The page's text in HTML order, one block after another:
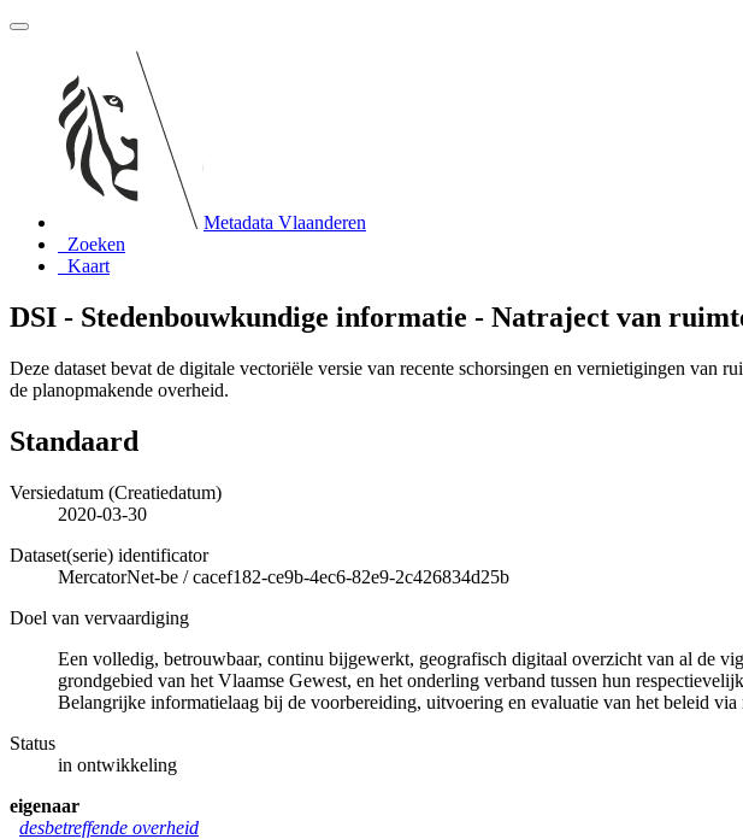
Metadata Vlaanderen
Zoeken
Kaart
DSI - Stedenbouwkundige informatie - Natraject van
Deze dataset bevat de digitale vectoriële versie van recente schorsingen en vernietigingen
de planopmakende overheid.
Standaard
Versiedatum (Creatiedatum)
2020-03-30
Dataset(serie) identificator
MercatorNet-be /cacef182-ce9b-4ec6-82e9-2c426834d25b
Doel van vervaardiging
Een volledig, betrouwbaar, continu bijgewerkt, geografisch digitaal overzicht van al de
grondgebied van het Vlaamse Gewest, en het onderling verband tussen hun
Belangrijke informatielaag bij de voorbereiding, uitvoering en evaluatie van het beleid
Status
in ontwikkeling
eigenaar
desbetreffende overheid